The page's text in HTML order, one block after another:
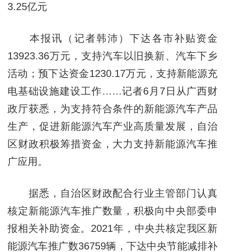
3.25亿元
本报讯（记者韩沛）下达各市补贴资金
13923.36万元，支持汽车以旧换新、汽车下乡
活动；预下达资金1230.17万元，支持新能源充
电基础设施建设工作……记者6月7日从广西财
政厅获悉，为支持符合条件的新能源汽车产品
生产，促进新能源汽车产业高质量发展，自治
区财政积极筹措资金，大力支持新能源汽车推
广应用。
据悉，自治区财政配合行业主管部门认真
核定新能源汽车推广数量，积极向中央部委申
报相关补助资金。2021年，中央共核定我区新
能源汽车推广数36759辆，下达中央节能减排补